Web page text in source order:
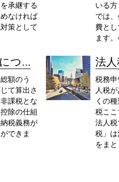
承継する
なければ
策として
いる
では
費と
ます
つ...
額のう
て算出さ
課税とな
除の仕組
税義務が
できま
法
税務
人税
くの
税こ
法人
税」
をま